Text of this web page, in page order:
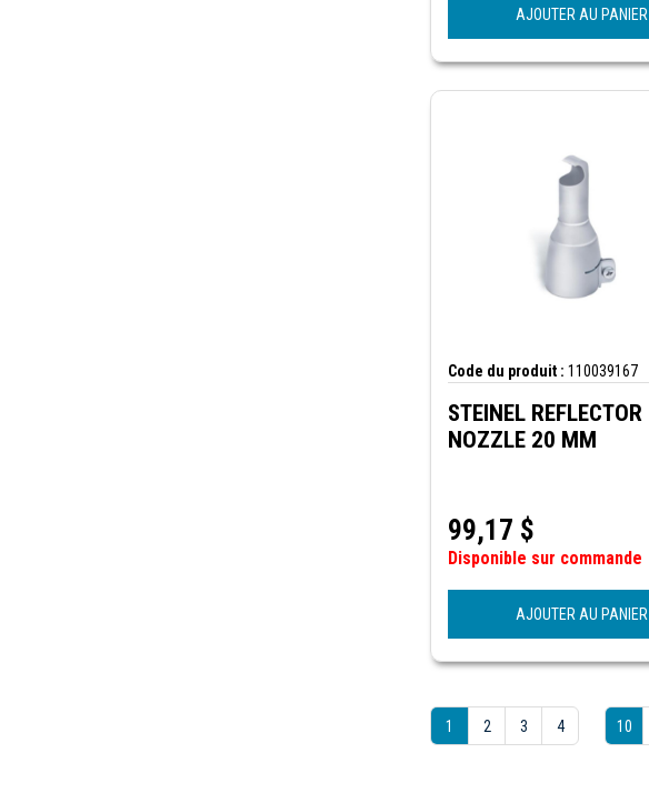
AJOUTER AU PANIER
Code du produit : 110039167
STEINEL REFLECTOR
NOZZLE 20 MM
99,17 $
Disponible sur commande
AJOUTER AU PANIER
1 2 3 4 10